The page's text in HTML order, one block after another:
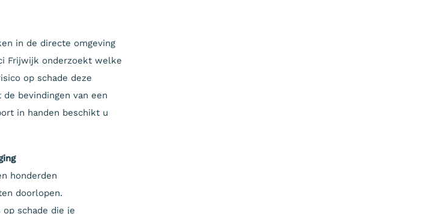
in de directe omgeving
Frijwijk onderzoekt welke
op schade deze
bevindingen van een
in handen beschikt u
honderden
doorlopen.
op schade die je